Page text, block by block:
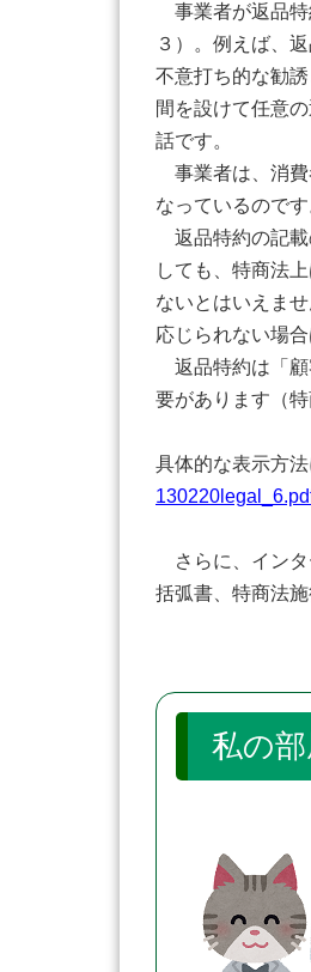
事業者が返品特
３）。例えば、
不意打ち的な勧
間を設けて任意
話です。
事業者は、消費
なっているのです
返品特約の記載
しても、特商法
ないとはいえま
応じられない場
返品特約は「顧
要があります（
具体的な表示方
さらに、インタ
括弧書、特商法施
私